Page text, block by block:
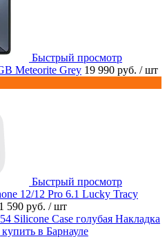
Быстрый просмотр
Meteorite Grey 19 990 руб. / шт
Быстрый просмотр
12/12 Pro 6.1 Lucky Tracy
1 590 руб. / шт